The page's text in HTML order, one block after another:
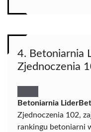
4. Betoniarnia
Zjednoczenia
Betoniarnia
Zjednoczenia 102,
rankingu betoniarni